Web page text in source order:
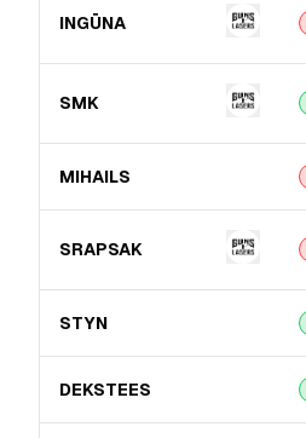
INGŪNA
SMK
MIHAILS
SRAPSAK
STYN
DEKSTEES